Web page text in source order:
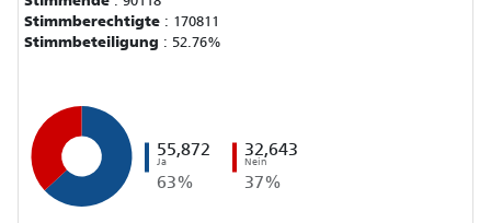
Stimmberechtigte : 170811
Stimmbeteiligung : 52.76%
55,872
Ja
63%
32,643
Nein
37%